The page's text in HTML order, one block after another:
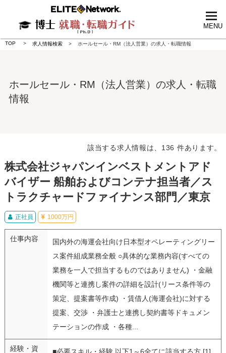
MENU
TOP 求人情報検索 ホールセール・RM（法人営業）の求人・転職情報
ホールセール・RM（法人営業）の求人・転職
情報
該当する求人情報は、136 件あります。
株式会社ジャパンインベストメントアド
バイザー 船舶およびコンテナ担当者／ス
トラクチャードファイナンス部門／東京
正社員 1000万円
仕事内容
国内外の海運会社向け日本型オペレーティングリー
ス案件組成業務全般 ○具体的な業務内容(すべての
業務を一人で担当するものではありません) ・金融
機関等と連携し案件の詳細を設計(リース条件等の
策定、提案書等作成) ・賃借人(海運会社)に対する
提案、交渉 ・弁護士と連携し契約書等ドキュメン
テーションの作成 ・各種...
経験・資
■必要スキル・経験 以下1～6全てに該当する方 [1]